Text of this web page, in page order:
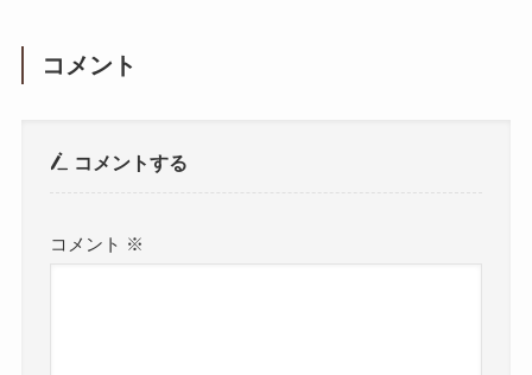
コメント
コメントする
コメント ※